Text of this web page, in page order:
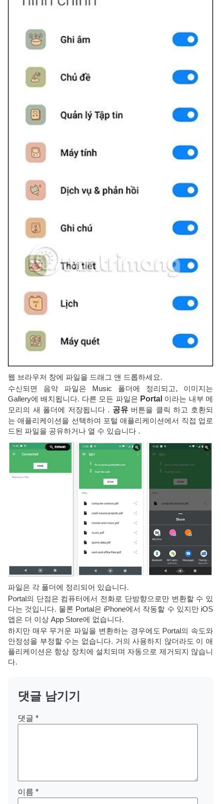
웹 브라우저 창에 파일을 드래그 앤 드롭하세요.
수신되면 음악 파일은 Music 폴더에 정리되고, 이미지는
Gallery에 배치됩니다. 다른 모든 파일은 Portal 이라는 내부 메
모리의 새 폴더에 저장됩니다 . 공유버튼을 클릭 하고 호환되
는 애플리케이션을 선택하여 포털 애플리케이션에서 직접 업로
드된 파일을 공유하거나 열 수 있습니다 .
파일은 각 폴더에 정리되어 있습니다.
Portal의 단점은 컴퓨터에서 전화로 단방향으로만 변환할 수 있
다는 것입니다. 물론 Portal은 iPhone에서 작동할 수 있지만 iOS
앱은 더 이상 App Store에 없습니다.
하지만 매우 무거운 파일을 변환하는 경우에도 Portal의 속도와
안정성을 부정할 수는 없습니다. 거의 사용하지 않더라도 이 애
플리케이션은 항상 장치에 설치되며 자동으로 제거되지 않습니
다.
댓글 남기기
댓글 *
이름 *